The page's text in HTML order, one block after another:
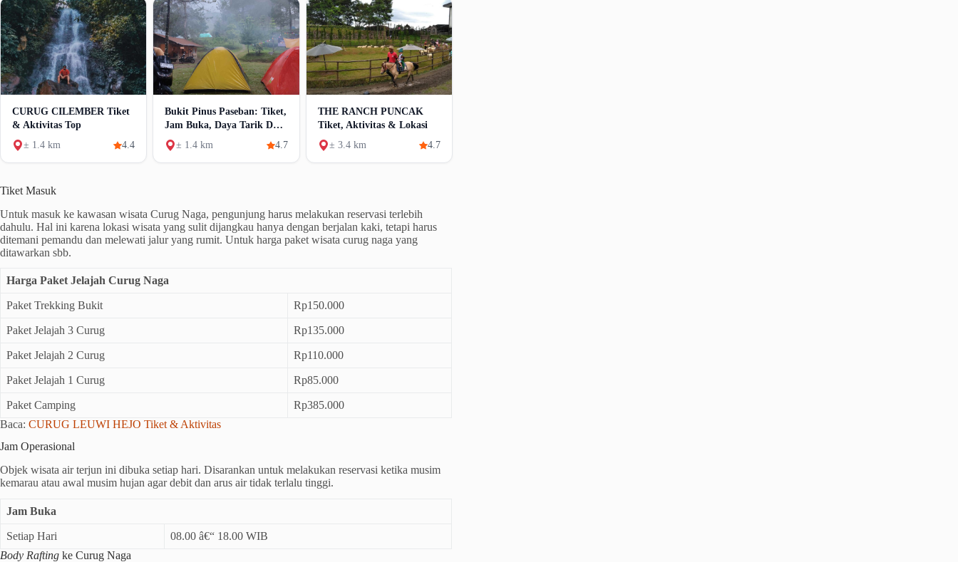
CURUG CILEMBER Tiket
& Aktivitas Top
± 1.4 km
4.4
Bukit Pinus Paseban: Tiket,
Jam Buka, Daya Tarik Dan
Lokasi
± 1.4 km 4.7
THE RANCH PUNCAK
Tiket, Aktivitas & Lokasi
± 3.4 km
4.7
Tiket Masuk
Untuk masuk ke kawasan wisata Curug Naga, pengunjung harus melakukan reservasi terlebih
dahulu. Hal ini karena lokasi wisata yang sulit dijangkau hanya dengan berjalan kaki, tetapi harus
ditemani pemandu dan melewati jalur yang rumit. Untuk harga paket wisata curug naga yang
ditawarkan sbb.
Harga Paket Jelajah Curug Naga
Paket Trekking Bukit Rp150.000
Paket Jelajah 3 Curug Rp135.000
Paket Jelajah 2 Curug Rp110.000
Paket Jelajah 1 Curug Rp85.000
Paket Camping
Rp385.000
Baca: CURUG LEUWI HEJO Tiket & Aktivitas
Jam Operasional
Objek wisata air terjun ini dibuka setiap hari. Disarankan untuk melakukan reservasi ketika musim
kemarau atau awal musim hujan agar debit dan arus air tidak terlalu tinggi.
Jam Buka
Setiap Hari
08.00 â€“ 18.00 WIB
Body Rafting ke Curug Naga